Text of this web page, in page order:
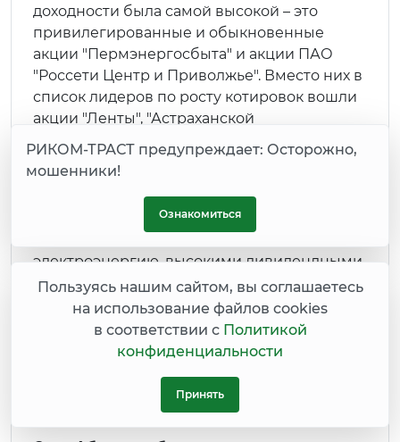
доходности была самой высокой – это
привилегированные и обыкновенные
акции "Пермэнергосбыта" и акции ПАО
"Россети Центр и Приволжье". Вместо них в
список лидеров по росту котировок вошли
акции "Ленты", "Астраханской
энергосбытовой компании" и
привилегированные
Если взлет акций энергосбытовых
электроэнергию, высокими дивидендными
выплатами и надежностью сектора, то рост
бумаг "Ленты" был вызван тремя сильными
квартальными отчетностями подряд, в
которых компания демонстрировала темпы
конкурентов из сектора, отмечают
РИКОМ-ТРАСТ предупреждает: Осторожно,
мошенники!
Ознакомиться
Пользуясь нашим сайтом, вы соглашаетесь
на использование файлов cookies
в соответствии с Политикой
конфиденциальности
Принять